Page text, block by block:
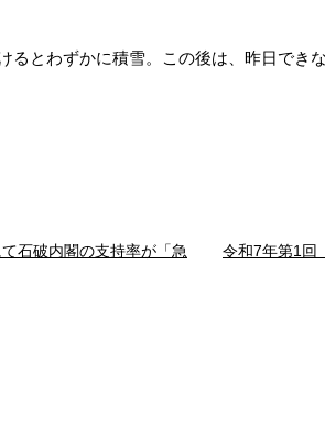
るとわずかに積雪。この後は、昨日でき
石破内閣の支持率が「急
令和7年第1回